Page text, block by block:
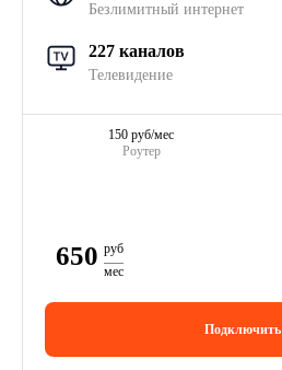
Безлимитный интернет
227 каналов
Телевидение
Роутер
150 руб/мес
650 руб
мес
Подключить